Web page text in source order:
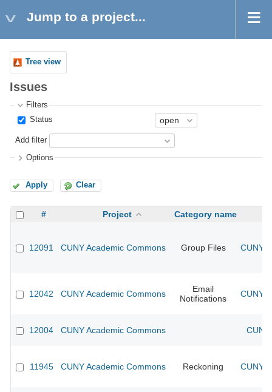
Jump to a project...
Tree view
Issues
Filters
Status
Add filter
Options
Apply Clear
# Project Category name
12091 CUNY Academic Commons Group Files CUNY
12042 CUNY Academic Commons
Email
Notifications
CUNY
12004 CUNY Academic Commons
11945 CUNY Academic Commons Reckoning CUNY